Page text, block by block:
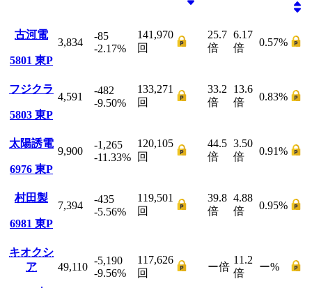
古河電
5801 東P
3,834
-85
-2.17%
141,970
回
25.7
倍
6.17
倍
0.57%
フジクラ
5803 東P
4,591
-482
-9.50%
133,271
回
33.2
倍
13.6
倍
0.83%
太陽誘電
6976 東P
9,900
-1,265
-11.33%
120,105
回
44.5
倍
3.50
倍
0.91%
村田製
6981 東P
7,394
-435
-5.56%
119,501
回
39.8
倍
4.88
倍
0.95%
キオクシ
ア
49,110
-5,190
-9.56%
117,626
回
ー倍
11.2
倍
ー%